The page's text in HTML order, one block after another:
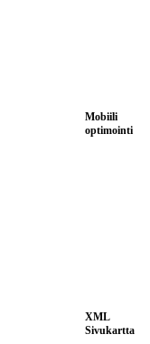
Mobiili
optimointi
XML
Sivukartta